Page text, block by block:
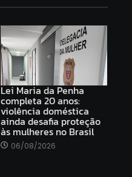
Lei Maria da Penha
completa 20 anos:
violência doméstica
ainda desafia proteção
às mulheres no Brasil
06/08/2026